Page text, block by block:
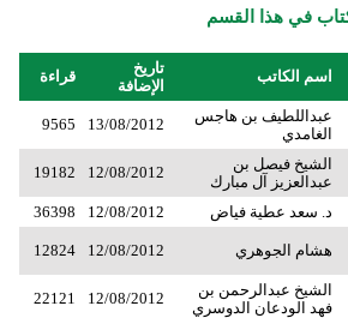
في هذا القسم
اسم الكاتب
تاريخ
الإضافة
قراءة
عبداللطيف بن هاجس
الغامدي
13/08/2012
9565
الشيخ فيصل بن
عبدالعزيز آل مبارك
12/08/2012
19182
د. سعد عطية فياض 12/08/2012
36398
هشام الجوهري 12/08/2012
12824
الشيخ عبدالرحمن بن
فهد الودعان الدوسري
12/08/2012
22121